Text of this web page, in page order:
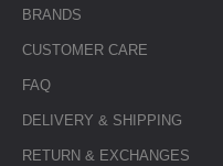
BRANDS
CUSTOMER CARE
FAQ
DELIVERY & SHIPPING
RETURN & EXCHANGES